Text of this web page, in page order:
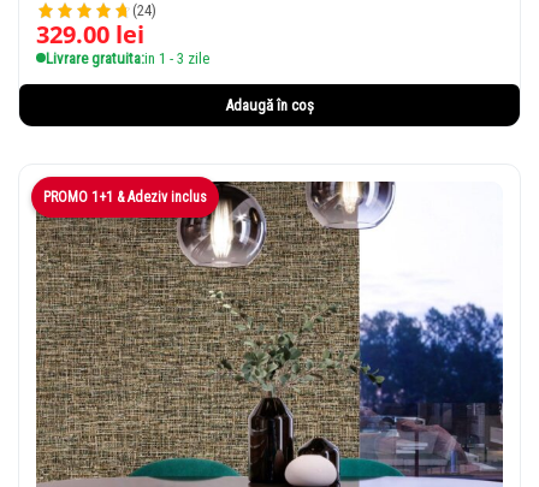
(24)
329.00 lei
Livrare gratuita:in 1 - 3 zile
Adaugă în coș
PROMO 1+1 & Adeziv inclus